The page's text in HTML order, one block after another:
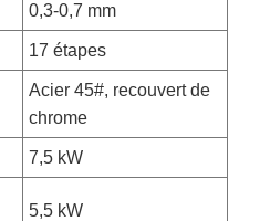
0,3-0,7 mm
17 étapes
Acier 45#, recouvert de
chrome
7,5 kW
5,5 kW